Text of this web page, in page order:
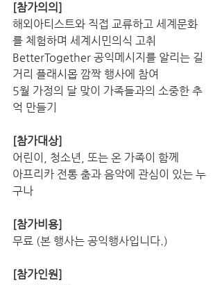
[참가의의]
해외아티스트와 직접 교류하고 세계문화
를 체험하며 세계시민의식 고취
BetterTogether 공익메시지를 알리는 길
거리 플래시몹 깜짝 행사에 참여
5월 가정의 달 맞이 가족들과의 소중한 추
억 만들기
[참가대상]
어린이, 청소년, 또는 온 가족이 함께
아프리카 전통 춤과 음악에 관심이 있는 누
구나
[참가비용]
무료 (본 행사는 공익행사입니다.)
[참가인원]